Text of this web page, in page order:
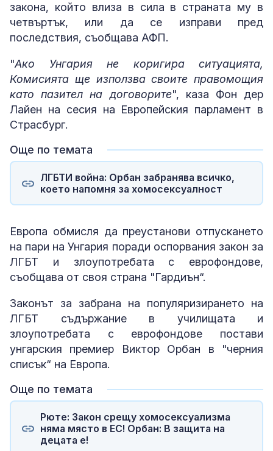
закона, който влиза в сила в страната му в
четвъртък, или да се изправи пред
последствия, съобщава АФП.
"Ако Унгария не коригира ситуацията,
Комисията ще използва своите правомощия
като пазител на договорите", каза Фон дер
Лайен на сесия на Европейския парламент в
Страсбург.
Още по темата
ЛГБТИ война: Орбан забранява всичко,
което напомня за хомосексуалност
Европа обмисля да преустанови отпускането
на пари на Унгария поради оспорвания закон за
ЛГБТ и злоупотребата с еврофондове,
съобщава от своя страна "Гардиън“.
Законът за забрана на популяризирането на
ЛГБТ съдържание в училищата и
злоупотребата с еврофондове постави
унгарския премиер Виктор Орбан в "черния
списък“ на Европа.
Още по темата
Рюте: Закон срещу хомосексуализма
няма място в ЕС! Орбан: В защита на
децата е!